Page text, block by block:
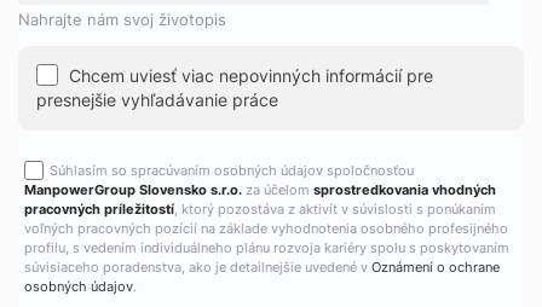
Nahrajte nám svoj životopis
Chcem uviesť viac nepovinných informácií pre
presnejšie vyhľadávanie práce
Súhlasím so spracúvaním osobných údajov spoločnosťou
ManpowerGroup Slovensko s.r.o. za účelom sprostredkovania vhodných
pracovných príležitostí, ktorý pozostáva z aktivít v súvislosti s ponúkaním
voľných pracovných pozícií na základe vyhodnotenia osobného profesijného
profilu, s vedením individuálneho plánu rozvoja kariéry spolu s poskytovaním
súvisiaceho poradenstva, ako je detailnejšie uvedené v Oznámení o ochrane
osobných údajov.